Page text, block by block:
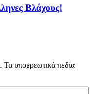
Βλάχους!
Τα υποχρεωτικά πεδία